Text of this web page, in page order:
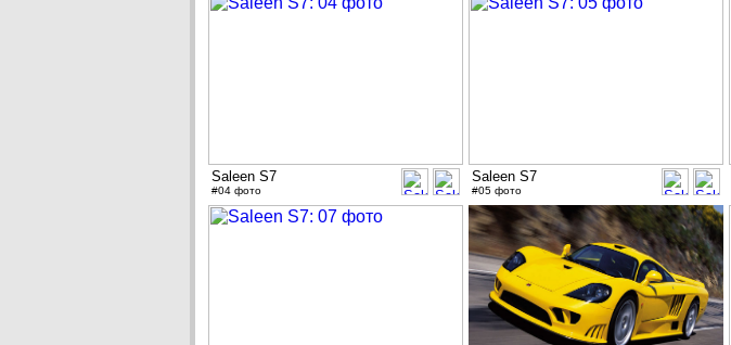
Saleen S7
#04 фото
Saleen S7
#05 фото